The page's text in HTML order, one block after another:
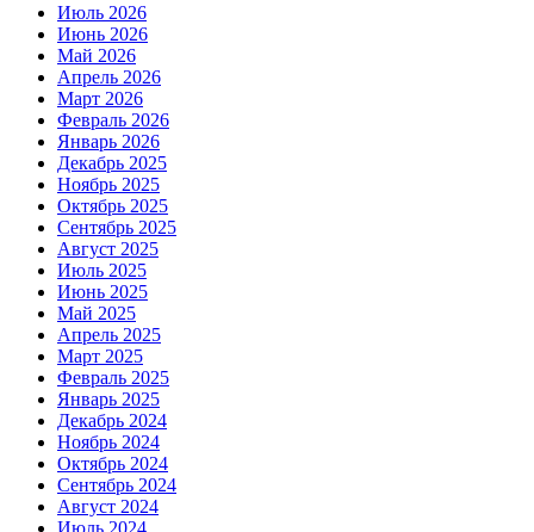
Июль 2026
Июнь 2026
Май 2026
Апрель 2026
Март 2026
Февраль 2026
Январь 2026
Декабрь 2025
Ноябрь 2025
Октябрь 2025
Сентябрь 2025
Август 2025
Июль 2025
Июнь 2025
Май 2025
Апрель 2025
Март 2025
Февраль 2025
Январь 2025
Декабрь 2024
Ноябрь 2024
Октябрь 2024
Сентябрь 2024
Август 2024
Июль 2024